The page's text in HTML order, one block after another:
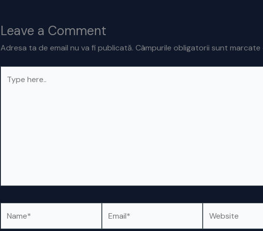
Leave a Comment
Adresa ta de email nu va fi publicată. Câmpurile obligatorii sunt
here..